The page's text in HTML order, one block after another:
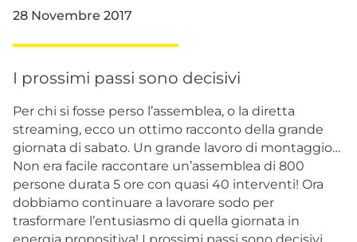
28 Novembre 2017
I prossimi passi sono decisivi
Per chi si fosse perso l’assemblea, o la diretta
streaming, ecco un ottimo racconto della grande
giornata di sabato. Un grande lavoro di montaggio…
Non era facile raccontare un’assemblea di 800
persone durata 5 ore con quasi 40 interventi! Ora
dobbiamo continuare a lavorare sodo per
trasformare l’entusiasmo di quella giornata in